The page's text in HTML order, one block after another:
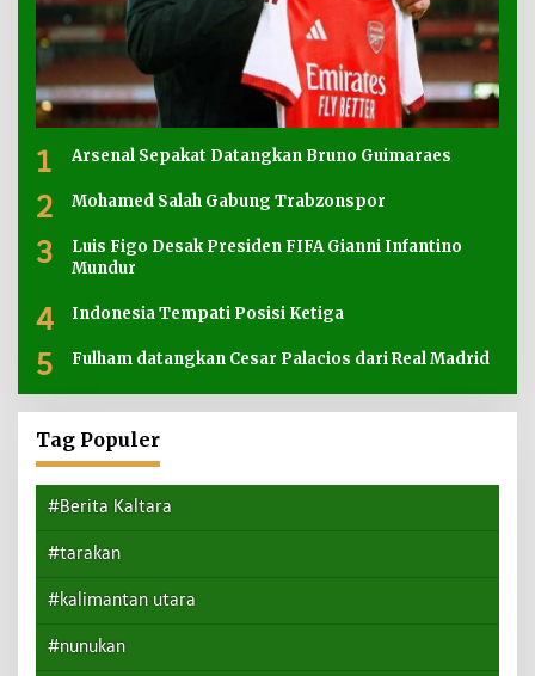
1 Arsenal Sepakat Datangkan Bruno Guimaraes
2 Mohamed Salah Gabung Trabzonspor
3
Luis Figo Desak Presiden FIFA Gianni Infantino
Mundur
4 Indonesia Tempati Posisi Ketiga
5 Fulham datangkan Cesar Palacios dari Real Madrid
Tag Populer
#Berita Kaltara
#tarakan
#kalimantan utara
#nunukan